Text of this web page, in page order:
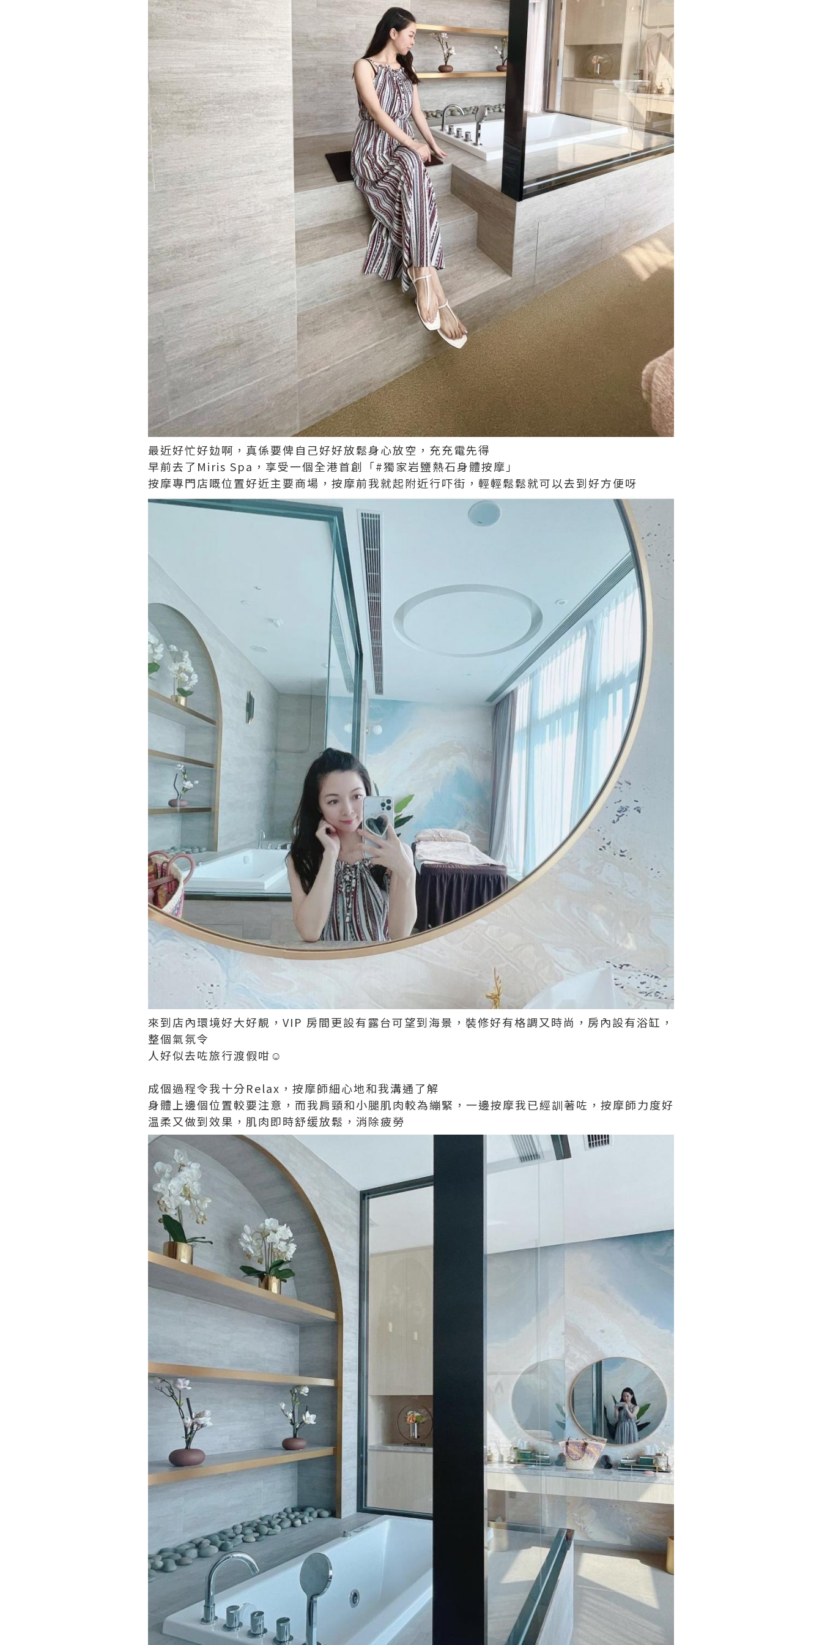
最近好忙好攰啊，真係要俾自己好好放鬆身心放空，充充電先得
早前去了Miris Spa，享受一個全港首創「#獨家岩鹽熱石身體按摩」
按摩專門店嘅位置好近主要商場，按摩前我就起附近行吓街，輕輕鬆鬆就可以去到好方便呀
來到店內環境好大好靚，VIP 房間更設有露台可望到海景，裝修好有格調又時尚，房內設有浴缸，
整個氣氛令
人好似去咗旅行渡假咁☺️
成個過程令我十分Relax，按摩師細心地和我溝通了解
身體上邊個位置較要注意，而我肩頸和小腿肌肉較為繃緊，一邊按摩我已經訓著咗，按摩師力度好
温柔又做到效果，肌肉即時舒缓放鬆，消除疲勞